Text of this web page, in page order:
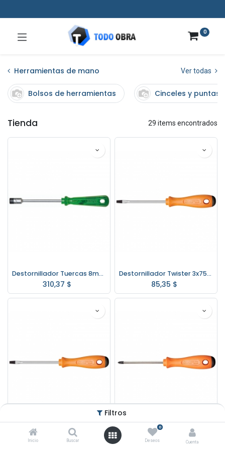
Filtros
Inicio Buscar
0
Deseos Cuenta
0
Herramientas de mano Ver todas
Bolsos de herramientas Cinceles y puntas
Tienda 29 items encontrados
Destornillador Tuercas 8mm. Tramontina Pro 44250/008
310,37 $
Destornillador Twister 3x75mm. Tramontina Pro 44130/010
85,35 $
Destornillador Twister 6x200mm. Tramontina Pro 44130/033
$ 85,86